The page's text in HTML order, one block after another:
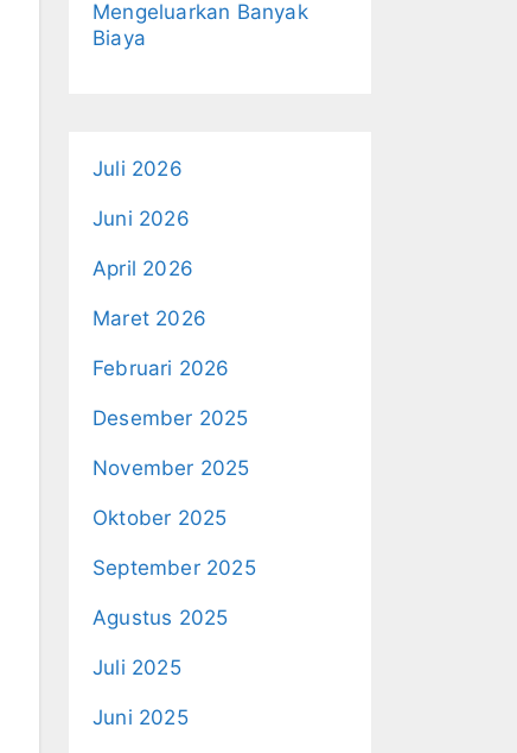
Mengeluarkan Banyak
Biaya
Juli 2026
Juni 2026
April 2026
Maret 2026
Februari 2026
Desember 2025
November 2025
Oktober 2025
September 2025
Agustus 2025
Juli 2025
Juni 2025